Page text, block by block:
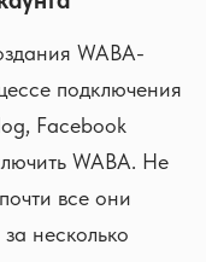
WABA-
подключения
Facebook
WABA. Не
все они
несколько